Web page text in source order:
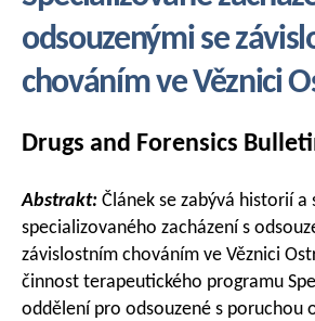
odsouzenými se
chováním ve Věznici
Drugs and Forensics
Abstrakt: Článek se zabývá historií a
specializovaného zacházení s
závislostním chováním ve Věznici
činnost terapeutického programu
oddělení pro odsouzené s poruchou